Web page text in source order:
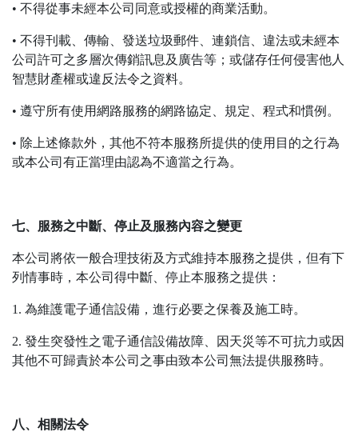
• 不得從事未經本公司同意或授權的商業活動。
• 不得刊載、傳輸、發送垃圾郵件、連鎖信、違法或未經本
公司許可之多層次傳銷訊息及廣告等；或儲存任何侵害他人
智慧財產權或違反法令之資料。
• 遵守所有使用網路服務的網路協定、規定、程式和慣例。
• 除上述條款外，其他不符本服務所提供的使用目的之行為
或本公司有正當理由認為不適當之行為。
七、服務之中斷、停止及服務內容之變更
本公司將依一般合理技術及方式維持本服務之提供，但有下
列情事時，本公司得中斷、停止本服務之提供：
1. 為維護電子通信設備，進行必要之保養及施工時。
2. 發生突發性之電子通信設備故障、因天災等不可抗力或因
其他不可歸責於本公司之事由致本公司無法提供服務時。
八、相關法令